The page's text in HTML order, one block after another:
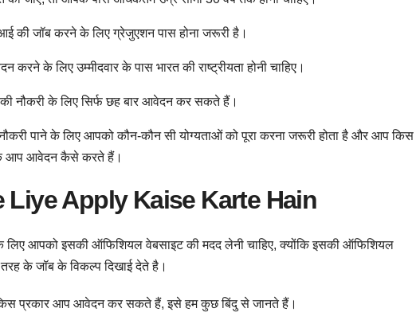
की जॉब करने के लिए ग्रेजुएशन पास होना जरूरी है।
के लिए उम्मीदवार के पास भारत की राष्ट्रीयता होनी चाहिए।
नौकरी के लिए सिर्फ छह बार आवेदन कर सकते हैं।
पाने के लिए आपको कौन-कौन सी योग्यताओं को पूरा करना जरूरी होता है और आप किस
आप आवेदन कैसे करते हैं।
Liye Apply Kaise Karte Hain
आपको इसकी ऑफिशियल वेबसाइट की मदद लेनी चाहिए, क्योंकि इसकी ऑफिशियल
के जॉब के विकल्प दिखाई देते है।
प्रकार आप आवेदन कर सकते हैं, इसे हम कुछ बिंदु से जानते हैं।